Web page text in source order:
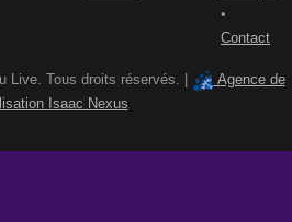
•
Contact
Live. Tous droits réservés. |
Agence de
Isaac Nexus